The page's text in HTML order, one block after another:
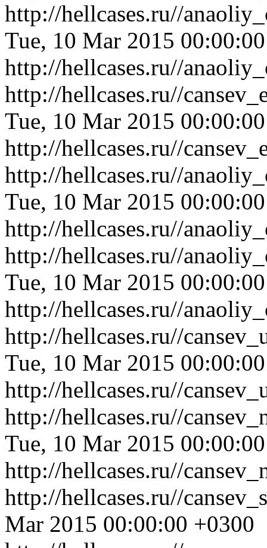
http://hellcases.ru//
Tue, 10 Mar 2015
http://hellcases.ru//
http://hellcases.ru//
Tue, 10 Mar 2015
http://hellcases.ru//
http://hellcases.ru//
Tue, 10 Mar 2015
http://hellcases.ru//
http://hellcases.ru//
Tue, 10 Mar 2015
http://hellcases.ru//
http://hellcases.ru//
Tue, 10 Mar 2015
http://hellcases.ru//
http://hellcases.ru//
Tue, 10 Mar 2015
http://hellcases.ru//
http://hellcases.ru//
Mar 2015 00:00:00 +0300